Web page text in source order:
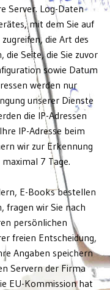
Server. Log-Daten
mit dem Sie auf
die Art des
die Seite, die Sie zuvor
sowie Datum
werden nur
unserer Dienste
die IP-Adressen
IP-Adresse beim
wir zur Erkennung
7 Tage.
E-Books bestellen
fragen wir Sie nach
persönlichen
freien Entscheidung,
Angaben speichern
Servern der Firma
EU-Kommission hat